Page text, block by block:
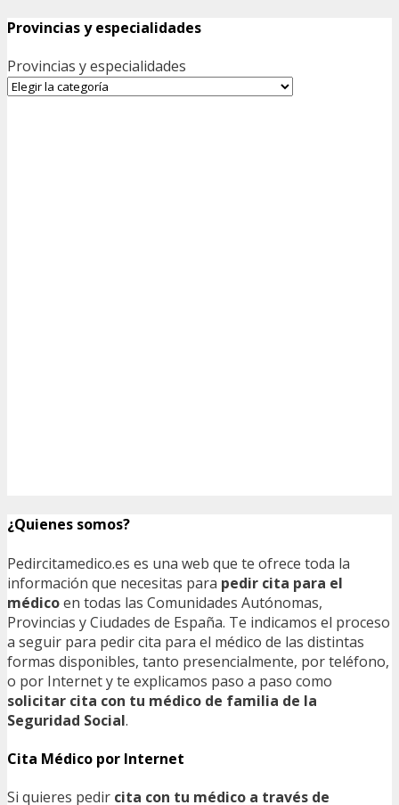
Provincias y especialidades
Provincias y especialidades
¿Quienes somos?
Pedircitamedico.es es una web que te ofrece toda la
información que necesitas para pedir cita para el
médicoen todas las Comunidades Autónomas,
Provincias y Ciudades de España. Te indicamos el proceso
a seguir para pedir cita para el médico de las distintas
formas disponibles, tanto presencialmente, por teléfono,
o por Internet y te explicamos paso a paso como
solicitar cita con tu médico de familia de la
Seguridad Social.
Cita Médico por Internet
Si quieres pedir cita con tu médico a través de